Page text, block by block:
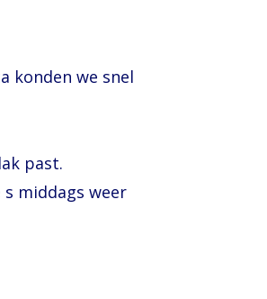
konden we snel
past.
middags weer